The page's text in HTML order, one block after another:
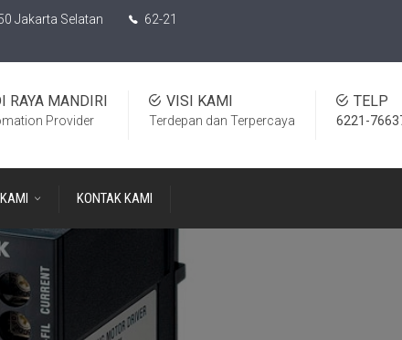
Jakarta Selatan
62-21
TELP
6221-
VISI KAMI
Terdepan dan Terpercaya
RAYA MANDIRI
Provider
KONTAK KAMI